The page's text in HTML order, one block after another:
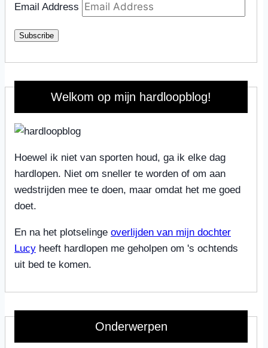
Email Address
Subscribe
Welkom op mijn hardloopblog!
Hoewel ik niet van sporten houd, ga ik elke dag
hardlopen. Niet om sneller te worden of om aan
wedstrijden mee te doen, maar omdat het me goed
doet.
En na het plotselinge overlijden van mijn dochter
Lucy heeft hardlopen me geholpen om 's ochtends
uit bed te komen.
Onderwerpen